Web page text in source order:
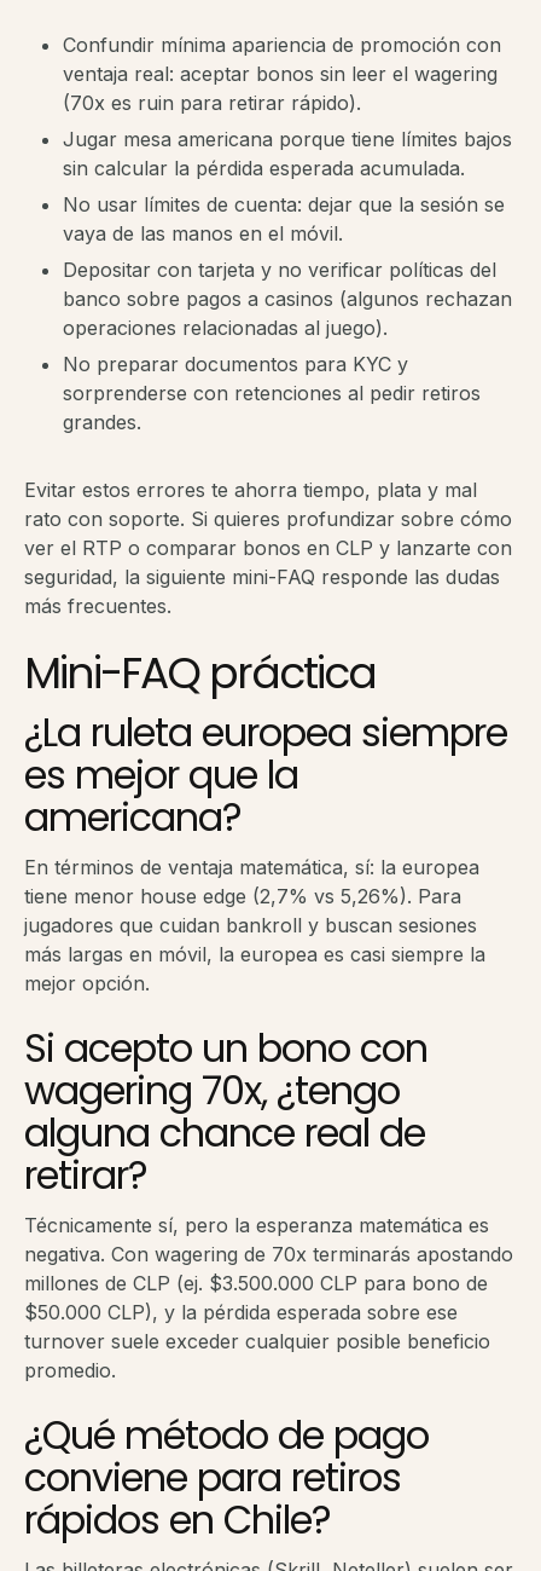
Confundir mínima apariencia de promoción con
ventaja real: aceptar bonos sin leer el wagering
(70x es ruin para retirar rápido).
Jugar mesa americana porque tiene límites bajos
sin calcular la pérdida esperada acumulada.
No usar límites de cuenta: dejar que la sesión se
vaya de las manos en el móvil.
Depositar con tarjeta y no verificar políticas del
banco sobre pagos a casinos (algunos rechazan
operaciones relacionadas al juego).
No preparar documentos para KYC y
sorprenderse con retenciones al pedir retiros
grandes.
Evitar estos errores te ahorra tiempo, plata y mal
rato con soporte. Si quieres profundizar sobre cómo
ver el RTP o comparar bonos en CLP y lanzarte con
seguridad, la siguiente mini-FAQ responde las dudas
más frecuentes.
Mini-FAQ práctica
¿La ruleta europea siempre
es mejor que la
americana?
En términos de ventaja matemática, sí: la europea
tiene menor house edge (2,7% vs 5,26%). Para
jugadores que cuidan bankroll y buscan sesiones
más largas en móvil, la europea es casi siempre la
mejor opción.
Si acepto un bono con
wagering 70x, ¿tengo
alguna chance real de
retirar?
Técnicamente sí, pero la esperanza matemática es
negativa. Con wagering de 70x terminarás apostando
millones de CLP (ej. $3.500.000 CLP para bono de
$50.000 CLP), y la pérdida esperada sobre ese
turnover suele exceder cualquier posible beneficio
promedio.
¿Qué método de pago
conviene para retiros
rápidos en Chile?